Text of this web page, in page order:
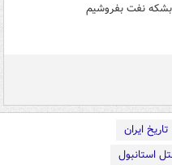
ایران
استانبول